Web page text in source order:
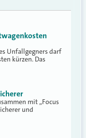
Unfallgegners darf
kürzen. Das
mit „Focus
und